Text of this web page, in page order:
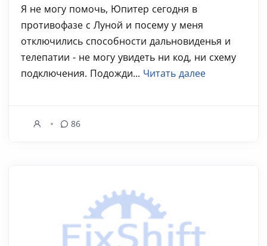
Я не могу помочь, Юпитер сегодня в
противофазе с Луной и посему у меня
отключились способности дальновиденья и
телепатии - не могу увидеть ни код, ни схему
подключения. Подожди... Читать далее
86